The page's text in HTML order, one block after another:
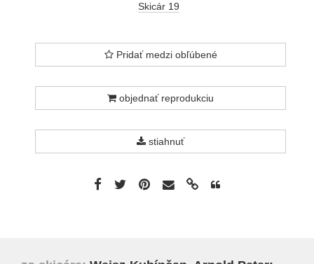
Skicár 19
Pridať medzi obľúbené
objednať reprodukciu
stiahnuť